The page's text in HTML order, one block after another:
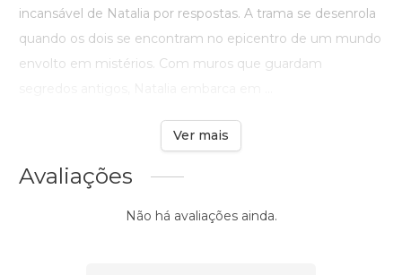
incansável de Natalia por respostas. A trama se desenrola
quando os dois se encontram no epicentro de um mundo
envolto em mistérios. Com muros que guardam
Ver mais
Avaliações
Não há avaliações ainda.